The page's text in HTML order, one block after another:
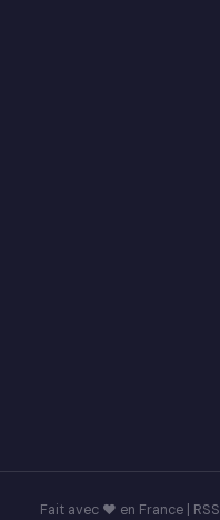
Fait avec ♥ en France | RSS